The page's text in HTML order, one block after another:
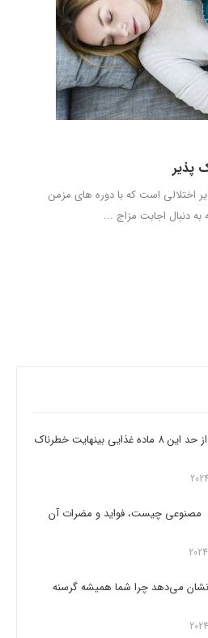
پذیر
اختلالی است که با دوره های مزمن
دنبال اجابت مزاج ...
مصرف بیش از حد این 8 ماده غذایی بینهایت خطرناک
مصنوعی چیست، فواید و مضرات آن
نشان می‌دهد چرا شما همیشه گرسنه